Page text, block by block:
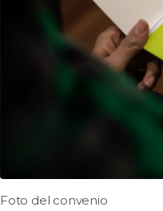
Foto del convenio